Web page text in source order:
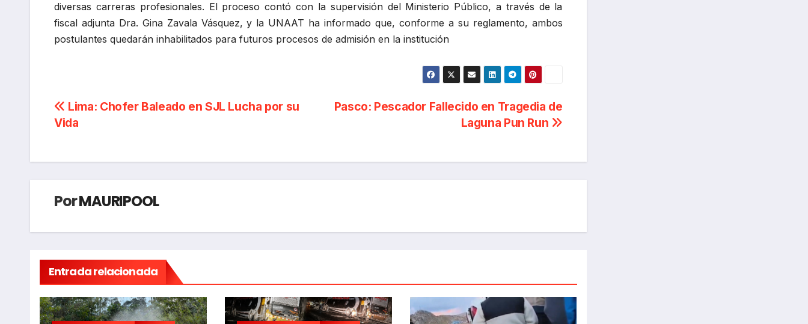
diversas carreras profesionales. El proceso contó con la supervisión del Ministerio Público, a través de la
fiscal adjunta Dra. Gina Zavala Vásquez, y la UNAAT ha informado que, conforme a su reglamento, ambos
postulantes quedarán inhabilitados para futuros procesos de admisión en la institución
Navegación
de
entradas
Pasco: Pescador Fallecido en Tragedia de
Laguna Pun Run
Lima: Chofer Baleado en SJL Lucha por su
Vida
PorMAURIPOOL
Entrada relacionada